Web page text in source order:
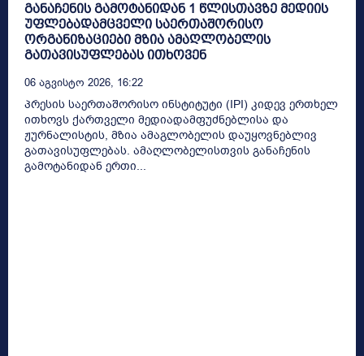
განაჩენის გამოტანიდან 1 წლისთავზე მედიის
უფლებადამცველი საერთაშორისო
ორგანიზაციები მზია ამაღლობელის
გათავისუფლებას ითხოვენ
06 Აგვისტო 2026, 16:22
პრესის საერთაშორისო ინსტიტუტი (IPI) კიდევ ერთხელ
ითხოვს ქართველი მედიადამფუძნებლისა და
ჟურნალისტის, მზია ამაგლობელის დაუყოვნებლივ
გათავისუფლებას. ამაღლობელისთვის განაჩენის
გამოტანიდან ერთი...